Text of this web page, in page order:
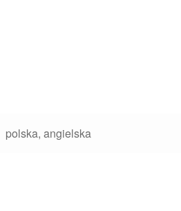
polska, angielska